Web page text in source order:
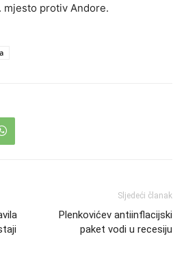
mjesto protiv Andore.
Sljedeći članak
Plenkovićev antiinflacijski
paket vodi u recesiju